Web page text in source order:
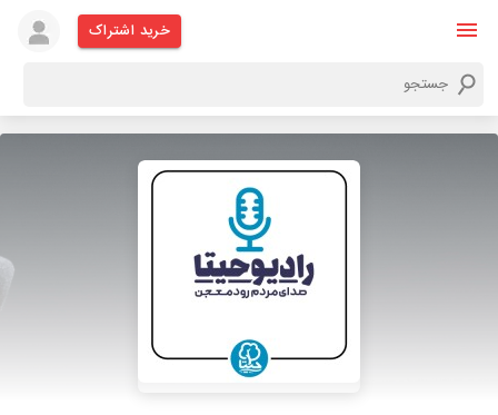
خرید اشتراک